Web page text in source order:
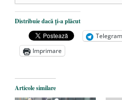
Precizări legate de
Puric şi Arsenie Boca
Toalete „corecte
6 februarie 2016
Boca
Distribuie dacă ți-a plăcut
Telegram
Imprimare
Articole similare